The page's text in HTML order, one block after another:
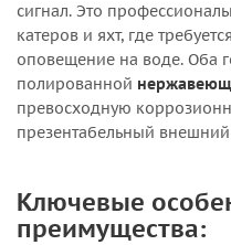
сигнал. Это
катеров и яхт, где
оповещение на воде. Оба
полированной
превосходную
презентабельный
Ключевые
преимущества: